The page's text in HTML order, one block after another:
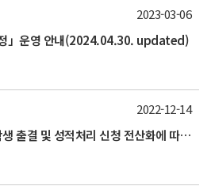
정」운영 안내(2024.04.30. updated)
2023-03-06
출석인정 신청, 조기취업학생 출결 및 성적처리 신청 전산화에 따른 매뉴얼 안내
2022-12-14